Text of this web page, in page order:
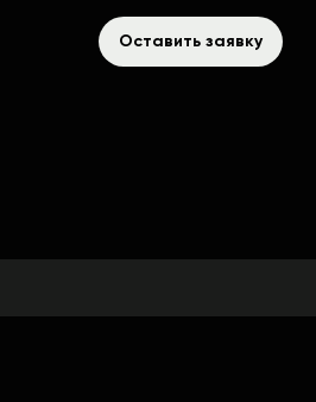
Оставить заявку